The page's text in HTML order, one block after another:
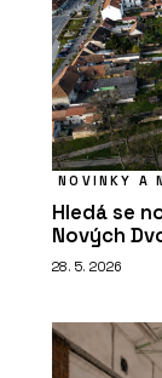
NOVINKY A
Hledá se
Nových
28. 5. 2026